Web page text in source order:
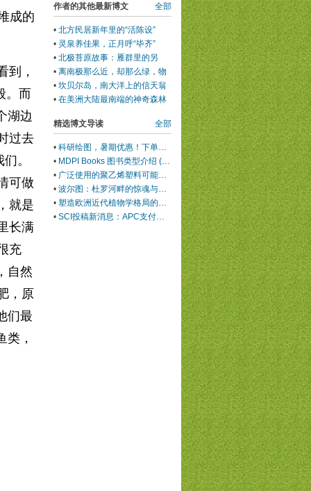
成的
到，
。而
湖边
过去
。
可做
就是
长满
充
自然
，原
们最
类，
全部
作者的其他最新博文
• 北方民居新年里的“活陈设”
• 灵泉养佳果，正月呼“毕齐”
• 北极苔原故事：雁群里的另
类，居然还娶了媳妇
• 离南极那么近，却那么绿，物
种那样丰富
• 坎贝尔岛，南大洋上的信天翁
避难所
• 在美洲大陆最南端的神奇森林
全部
精选博文导读
• 科研绘图，暑期优惠！下单立减500元
• MDPI Books 图书类型介绍 (三)：Edited Book
• 广泛使用的聚乙烯塑料可能会损害你的肝脏
• 波尔图：杜罗河畔的惊魂与治愈
• 塑造欧洲近代植物学格局的马德里皇家植物园里程碑式园长
• SCI投稿新消息：APC支付服务再升级！